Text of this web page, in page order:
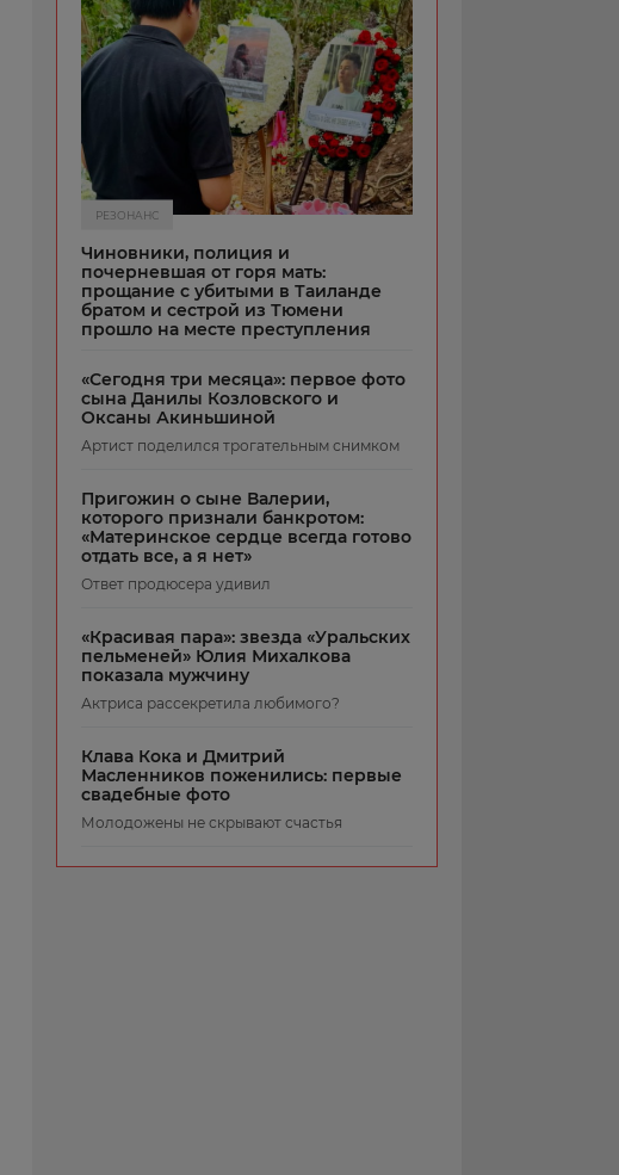
РЕЗОНАНС
Чиновники, полиция и
почерневшая от горя мать:
прощание с убитыми в Таиланде
братом и сестрой из Тюмени
прошло на месте преступления
«Сегодня три месяца»: первое фото
сына Данилы Козловского и
Оксаны Акиньшиной
Артист поделился трогательным снимком
Пригожин о сыне Валерии,
которого признали банкротом:
«Материнское сердце всегда готово
отдать все, а я нет»
Ответ продюсера удивил
«Красивая пара»: звезда «Уральских
пельменей» Юлия Михалкова
показала мужчину
Актриса рассекретила любимого?
Клава Кока и Дмитрий
Масленников поженились: первые
свадебные фото
Молодожены не скрывают счастья